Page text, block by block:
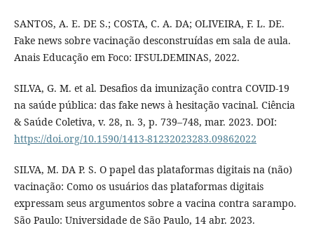
SANTOS, A. E. DE S.; COSTA, C. A. DA; OLIVEIRA, F. L. DE.
Fake news sobre vacinação desconstruídas em sala de aula.
Anais Educação em Foco: IFSULDEMINAS, 2022.
SILVA, G. M. et al. Desafios da imunização contra COVID-19
na saúde pública: das fake news à hesitação vacinal. Ciência
& Saúde Coletiva, v. 28, n. 3, p. 739–748, mar. 2023. DOI:
https://doi.org/10.1590/1413-81232023283.09862022
SILVA, M. DA P. S. O papel das plataformas digitais na (não)
vacinação: Como os usuários das plataformas digitais
expressam seus argumentos sobre a vacina contra sarampo.
São Paulo: Universidade de São Paulo, 14 abr. 2023.